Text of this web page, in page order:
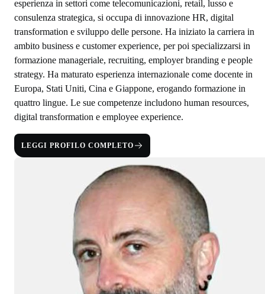
esperienza in settori come telecomunicazioni, retail, lusso e
consulenza strategica, si occupa di innovazione HR, digital
transformation e sviluppo delle persone. Ha iniziato la carriera in
ambito business e customer experience, per poi specializzarsi in
formazione manageriale, recruiting, employer branding e people
strategy. Ha maturato esperienza internazionale come docente in
Europa, Stati Uniti, Cina e Giappone, erogando formazione in
quattro lingue. Le sue competenze includono human resources,
digital transformation e employee experience.
LEGGI PROFILO COMPLETO